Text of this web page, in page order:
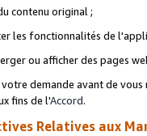
contenu original ;
les fonctionnalités de
ou afficher des pages
demande avant de
fins de l'Accord.
Relatives aux